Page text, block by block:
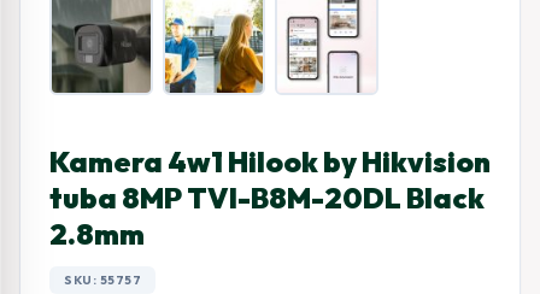
Kamera 4w1 Hilook by Hikvision
tuba 8MP TVI-B8M-20DL Black
2.8mm
SKU: 55757